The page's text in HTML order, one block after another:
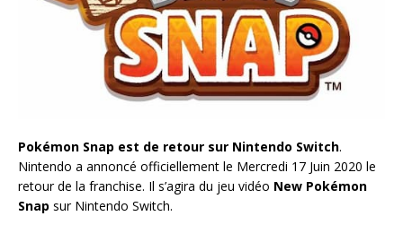
Pokémon Snap est de retour sur Nintendo Switch.
Nintendo a annoncé officiellement le Mercredi 17 Juin 2020 le
retour de la franchise. Il s’agira du jeu vidéo New Pokémon
Snap sur Nintendo Switch.